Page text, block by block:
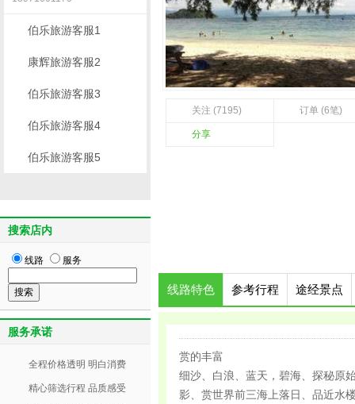
关注 (7195) 订单 (6笔)
分享
线路特色 参考行程 途经景点
赏的丰富
细沙、白浪、蓝天，碧海、探秘原
影、赏世界前三海上落日、品近水
伯乐旅游客服1
康辉旅游客服2
伯乐旅游客服3
伯乐旅游客服4
伯乐旅游客服5
搜索店内
线路 服务
服务承诺
全程价格透明 明白消费
精心筛选行程 品质感受